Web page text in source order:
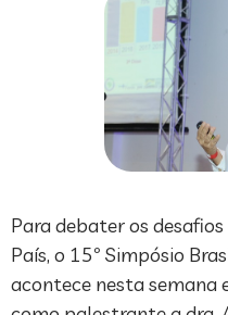
Para debater os
País, o 15º Simpósio
acontece nesta semana